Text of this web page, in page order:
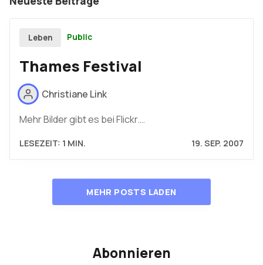
Leben Public
Thames Festival
Christiane Link
Mehr Bilder gibt es bei Flickr.…
LESEZEIT: 1 MIN. 19. SEP. 2007
MEHR POSTS LADEN
Abonnieren